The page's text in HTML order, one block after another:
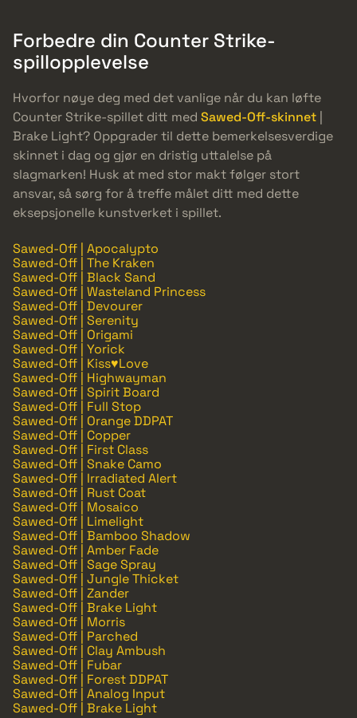
Forbedre din Counter Strike-
spillopplevelse
Hvorfor nøye deg med det vanlige når du kan løfte
Counter Strike-spillet ditt med Sawed-Off-skinnet
Brake Light? Oppgrader til dette bemerkelsesverdige
skinnet i dag og gjør en dristig uttalelse på
slagmarken! Husk at med stor makt følger stort
ansvar, så sørg for å treffe målet ditt med dette
eksepsjonelle kunstverket i spillet.
Sawed-Off | Apocalypto
Sawed-Off | The Kraken
Sawed-Off | Black Sand
Sawed-Off | Wasteland Princess
Sawed-Off | Devourer
Sawed-Off | Serenity
Sawed-Off | Origami
Sawed-Off | Yorick
Sawed-Off | Kiss♥Love
Sawed-Off | Highwayman
Sawed-Off | Spirit Board
Sawed-Off | Full Stop
Sawed-Off | Orange DDPAT
Sawed-Off | Copper
Sawed-Off | First Class
Sawed-Off | Snake Camo
Sawed-Off | Irradiated Alert
Sawed-Off | Rust Coat
Sawed-Off | Mosaico
Sawed-Off | Limelight
Sawed-Off | Bamboo Shadow
Sawed-Off | Amber Fade
Sawed-Off | Sage Spray
Sawed-Off | Jungle Thicket
Sawed-Off | Zander
Sawed-Off | Brake Light
Sawed-Off | Morris
Sawed-Off | Parched
Sawed-Off | Clay Ambush
Sawed-Off | Fubar
Sawed-Off | Forest DDPAT
Sawed-Off | Analog Input
Sawed-Off | Brake Light